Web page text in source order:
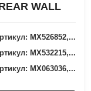
WALL
MX526852,...
MX532215,...
MX063036,...